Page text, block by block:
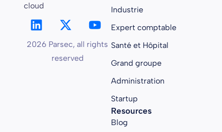
cloud
2026 Parsec, all rights
reserved
Industrie
Expert comptable
Santé et Hôpital
Grand groupe
Administration
Startup
Resources
Blog